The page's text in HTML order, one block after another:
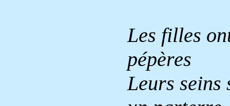
Les filles
pépères
Leurs seins